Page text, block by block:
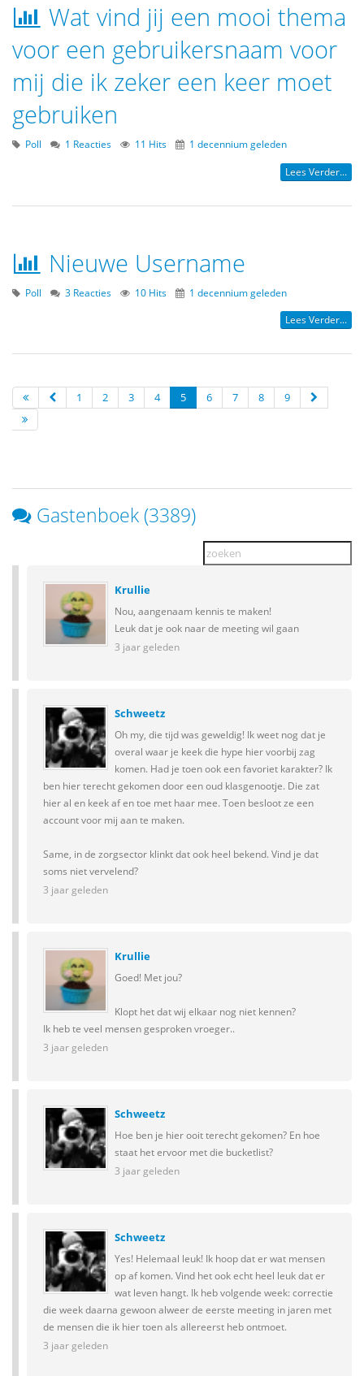
Wat vind jij een mooi thema
voor een gebruikersnaam voor
mij die ik zeker een keer moet
gebruiken
Poll 1 Reacties 11 Hits 1 decennium geleden
Lees Verder...
Nieuwe Username
Poll 3 Reacties 10 Hits 1 decennium geleden
Lees Verder...
1 2 3 4 5 6 7 8 9
Gastenboek (3389)
Krullie
Nou, aangenaam kennis te maken!
Leuk dat je ook naar de meeting wil gaan
3 jaar geleden
Schweetz
Oh my, die tijd was geweldig! Ik weet nog dat je
overal waar je keek die hype hier voorbij zag
komen. Had je toen ook een favoriet karakter? Ik
ben hier terecht gekomen door een oud klasgenootje. Die zat
hier al en keek af en toe met haar mee. Toen besloot ze een
account voor mij aan te maken.
Same, in de zorgsector klinkt dat ook heel bekend. Vind je dat
soms niet vervelend?
3 jaar geleden
Krullie
Goed! Met jou?
Klopt het dat wij elkaar nog niet kennen?
Ik heb te veel mensen gesproken vroeger..
3 jaar geleden
Schweetz
Hoe ben je hier ooit terecht gekomen? En hoe
staat het ervoor met die bucketlist?
3 jaar geleden
Schweetz
Yes! Helemaal leuk! Ik hoop dat er wat mensen
op af komen. Vind het ook echt heel leuk dat er
wat leven hangt. Ik heb volgende week: correctie
die week daarna gewoon alweer de eerste meeting in jaren met
de mensen die ik hier toen als allereerst heb ontmoet.
3 jaar geleden